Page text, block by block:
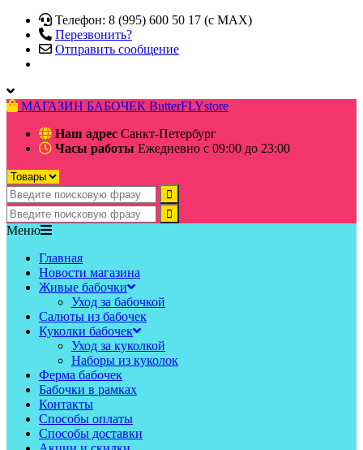
Телефон: 8 (995) 600 50 17 (c MAX)
Перезвонить?
Отправить сообщение
МАГАЗИН БАБОЧЕК ButterFLYstore
Наш адрес Санкт-Петербург
Часы работы Ежедневно с 09:00 до 23:00
Меню
Главная
Новости магазина
Живые бабочки
Уход за бабочкой
Салюты из бабочек
Куколки бабочек
Уход за куколкой
Наборы из куколок
Ферма бабочек
Бабочки в рамках
Контакты
Способы оплаты
Способы доставки